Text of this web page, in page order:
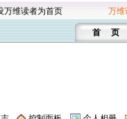
万维读者为首页 万维
首 页